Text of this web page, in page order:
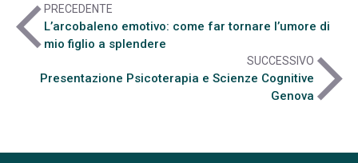
arrow_back_iosPRECEDENTE
L’arcobaleno emotivo: come far tornare l’umore di
mio figlio a splendere
SUCCESSIVO
Presentazione Psicoterapia e Scienze Cognitive
Genovaarrow_forward_ios